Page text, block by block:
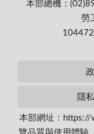
本部總機：
勞
隱
本部網址：